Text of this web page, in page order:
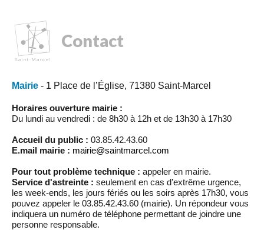
Contact
Mairie - 1 Place de l’Église, 71380 Saint-Marcel
Horaires ouverture mairie :
Du lundi au vendredi : de 8h30 à 12h et de 13h30 à 17h30
Accueil du public : 03.85.42.43.60
E.mail mairie : mairie@saintmarcel.com
Pour tout problème technique : appeler en mairie.
Service d'astreinte : seulement en cas d’extrême urgence,
les week-ends, les jours fériés ou les soirs après 17h30, vous
pouvez appeler le 03.85.42.43.60 (mairie). Un répondeur vous
indiquera un numéro de téléphone permettant de joindre une
personne responsable.